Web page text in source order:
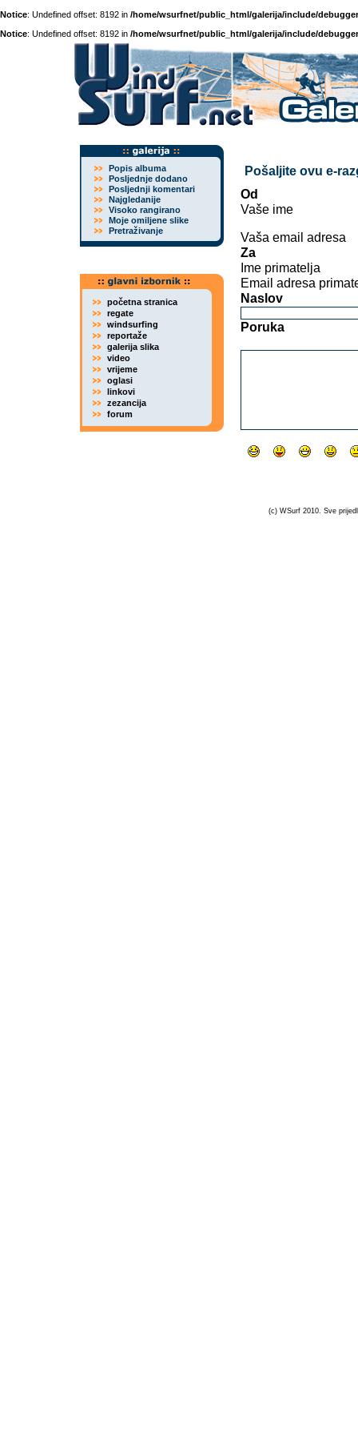
Notice: Undefined offset: 8192 in /home/wsurfnet/public_html/galerija/include/
Notice: Undefined offset: 8192 in /home/wsurfnet/public_html/galerija/include/
Popis albuma
Posljednje dodano
Posljednji komentari
Najgledanije
Visoko rangirano
Moje omiljene slike
Pretraživanje
početna stranica
regate
windsurfing
reportaže
galerija slika
video
vrijeme
oglasi
linkovi
zezancija
forum
Pošaljite ovu e-
Od
Vaše ime
Vaša email adresa
Za
Ime primatelja
Email adresa
Naslov
Poruka
(c) WSurf 2010. Sve